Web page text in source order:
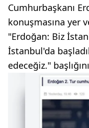
Cumhurbaşkanı
konuşmasına yer
"Erdoğan: Biz
İstanbul'da
edeceğiz."